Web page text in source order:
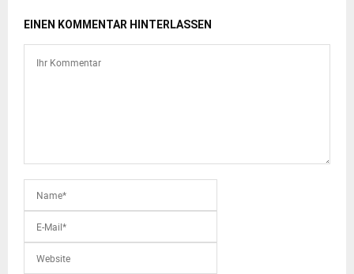
EINEN KOMMENTAR HINTERLASSEN